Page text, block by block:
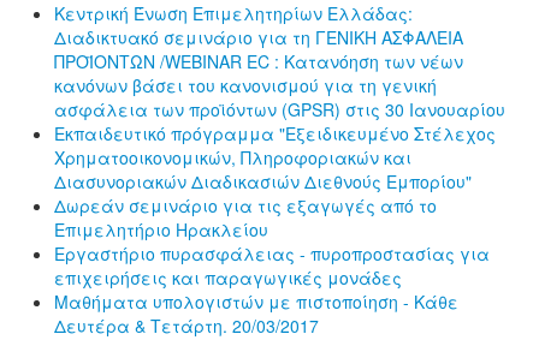
Κεντρική Ένωση Επιμελητηρίων Ελλάδας:
Διαδικτυακό σεμινάριο για τη ΓΕΝΙΚΗ ΑΣΦΑΛΕΙΑ
ΠΡΟΪΟΝΤΩΝ /WEBINAR EC : Κατανόηση των νέων
κανόνων βάσει του κανονισμού για τη γενική
ασφάλεια των προϊόντων (GPSR) στις 30 Ιανουαρίου
Εκπαιδευτικό πρόγραμμα "Εξειδικευμένο Στέλεχος
Χρηματοοικονομικών, Πληροφοριακών και
Διασυνοριακών Διαδικασιών Διεθνούς Εμπορίου"
Δωρεάν σεμινάριο για τις εξαγωγές από το
Επιμελητήριο Ηρακλείου
Εργαστήριο πυρασφάλειας - πυροπροστασίας για
επιχειρήσεις και παραγωγικές μονάδες
Μαθήματα υπολογιστών με πιστοποίηση - Κάθε
Δευτέρα & Τετάρτη. 20/03/2017